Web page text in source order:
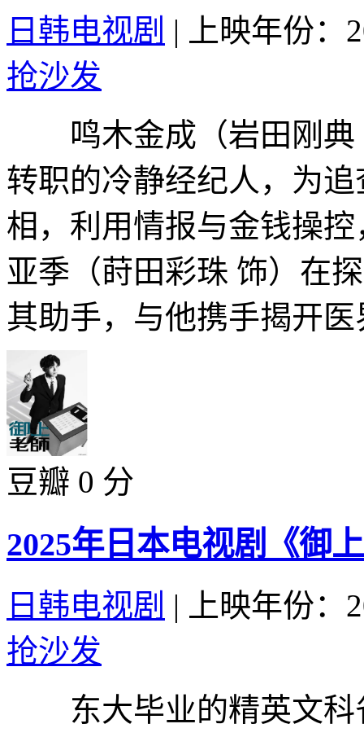
日韩电视剧 |
上映年份：
抢沙发
鸣木金成（岩田刚典
转职的冷静经纪人，为
相，利用情报与金钱操
亚季（莳田彩珠 饰）在
其助手，与他携手揭开
豆瓣 0 分
2025年日本电视剧《御
日韩电视剧 |
上映年份：
抢沙发
东大毕业的精英文科